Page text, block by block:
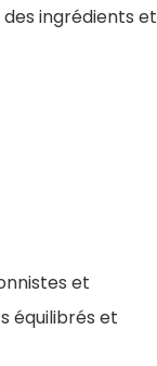
ingrédients et
et
équilibrés et